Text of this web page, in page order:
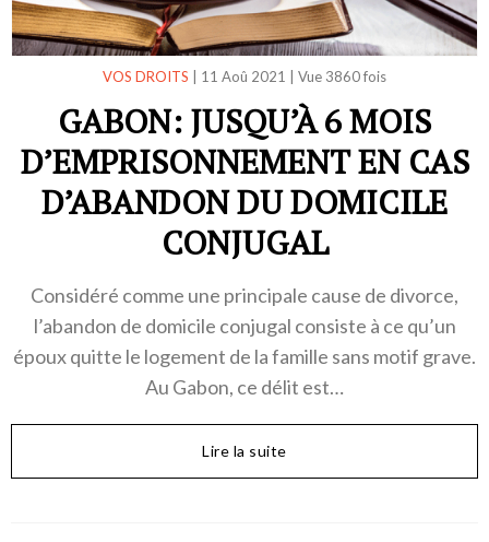
VOS DROITS 11 Aoû 2021 Vue 3860 fois
GABON: JUSQU’À 6 MOIS
D’EMPRISONNEMENT EN CAS
D’ABANDON DU DOMICILE
CONJUGAL
Considéré comme une principale cause de divorce,
l’abandon de domicile conjugal consiste à ce qu’un
époux quitte le logement de la famille sans motif grave.
Au Gabon, ce délit est…
Lire la suite